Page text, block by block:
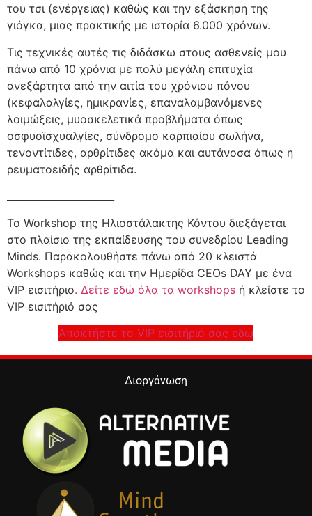
του τσι (ενέργειας) καθώς και την εξάσκηση της
γιόγκα, μιας πρακτικής με ιστορία 6.000 χρόνων.
Τις τεχνικές αυτές τις διδάσκω στους ασθενείς μου
πάνω από 10 χρόνια με πολύ μεγάλη επιτυχία
ανεξάρτητα από την αιτία του χρόνιου πόνου
(κεφαλαλγίες, ημικρανίες, επαναλαμβανόμενες
λοιμώξεις, μυοσκελετικά προβλήματα όπως
οσφυοϊσχυαλγίες, σύνδρομο καρπιαίου σωλήνα,
τενοντίτιδες, αρθρίτιδες ακόμα και αυτάνοσα όπως η
ρευματοειδής αρθρίτιδα.
Το Workshop της Ηλιοστάλακτης Κόντου διεξάγεται
στο πλαίσιο της εκπαίδευσης του συνεδρίου Leading
Minds. Παρακολουθήστε πάνω από 20 κλειστά
Workshops καθώς και την Ημερίδα CEOs DAY με ένα
VIP εισιτήριο. Δείτε εδώ όλα τα workshops ή κλείστε το
VIP εισιτήριό σας
Αποκτήστε το VIP εισιτήριό σας εδώ
Διοργάνωση